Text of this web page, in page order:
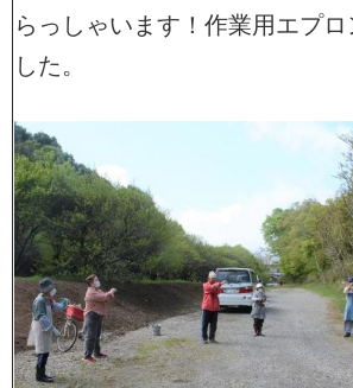
らっしゃいます！作業用エプ
した。